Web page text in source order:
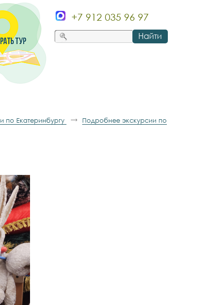
Найти
+7 912 035 96 97
по Екатеринбургу
Подробнее экскурсии по